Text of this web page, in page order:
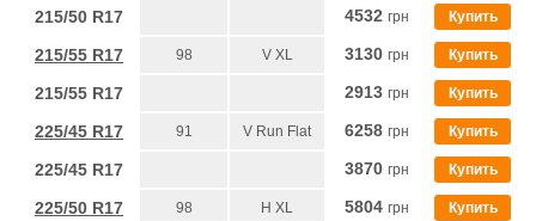
215/50 R17 4532 грн Купить
215/55 R17 98 V XL 3130 грн Купить
215/55 R17 2913 грн Купить
225/45 R17 91 V Run Flat 6258 грн Купить
225/45 R17 3870 грн Купить
225/50 R17 98 H XL 5804 грн Купить